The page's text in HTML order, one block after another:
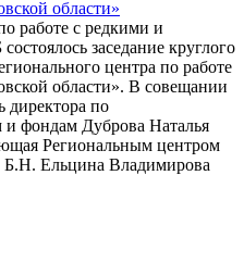
области»
работе с редкими и
заседание круглого
центра по работе
области». В совещании
директора по
фондам Дуброва Наталья
Региональным центром
Б.Н. Ельцина Владимирова